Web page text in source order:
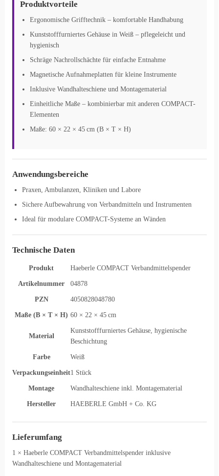
Produktvorteile
Ergonomische Grifftechnik – komfortable Handhabung
Kunststofffurniertes Gehäuse in Weiß – pflegeleicht und
hygienisch
Schräge Nachrollschächte für einfache Entnahme
Magnetische Aufnahmeplatten für kleine Instrumente
Inklusive Wandhalteschiene und Montagematerial
Einheitliche Maße – kombinierbar mit anderen COMPACT-
Elementen
Maße: 60 × 22 × 45 cm (B × T × H)
Anwendungsbereiche
Praxen, Ambulanzen, Kliniken und Labore
Sichere Aufbewahrung von Verbandmitteln und Instrumenten
Ideal für modulare COMPACT-Systeme an Wänden
Technische Daten
Produkt Haeberle COMPACT Verbandmittelspender
Artikelnummer 04878
PZN 4050828048780
Maße (B × T × H) 60 × 22 × 45 cm
Material
Kunststofffurniertes Gehäuse, hygienische
Beschichtung
Farbe Weiß
Verpackungseinheit1 Stück
Montage Wandhalteschiene inkl. Montagematerial
Hersteller HAEBERLE GmbH + Co. KG
Lieferumfang
1 × Haeberle COMPACT Verbandmittelspender inklusive
Wandhalteschiene und Montagematerial